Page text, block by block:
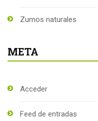
Zumos naturales
META
Acceder
Feed de entradas